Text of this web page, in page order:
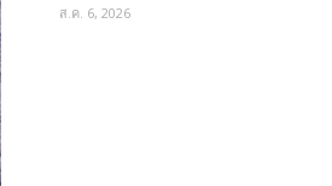
ส.ค. 6, 2026